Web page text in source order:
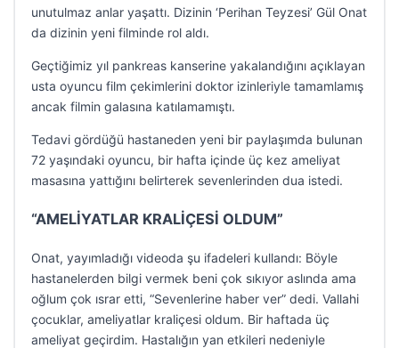
unutulmaz anlar yaşattı. Dizinin ‘Perihan Teyzesi’ Gül Onat
da dizinin yeni filminde rol aldı.
Geçtiğimiz yıl pankreas kanserine yakalandığını açıklayan
usta oyuncu film çekimlerini doktor izinleriyle tamamlamış
ancak filmin galasına katılamamıştı.
Tedavi gördüğü hastaneden yeni bir paylaşımda bulunan
72 yaşındaki oyuncu, bir hafta içinde üç kez ameliyat
masasına yattığını belirterek sevenlerinden dua istedi.
“AMELİYATLAR KRALİÇESİ OLDUM”
Onat, yayımladığı videoda şu ifadeleri kullandı: Böyle
hastanelerden bilgi vermek beni çok sıkıyor aslında ama
oğlum çok ısrar etti, “Sevenlerine haber ver” dedi. Vallahi
çocuklar, ameliyatlar kraliçesi oldum. Bir haftada üç
ameliyat geçirdim. Hastalığın yan etkileri nedeniyle